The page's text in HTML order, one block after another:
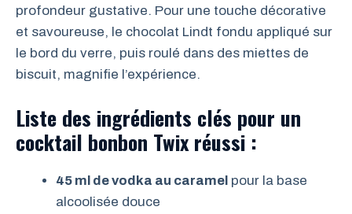
profondeur gustative. Pour une touche décorative
et savoureuse, le chocolat Lindt fondu appliqué sur
le bord du verre, puis roulé dans des miettes de
biscuit, magnifie l’expérience.
Liste des ingrédients clés pour un
cocktail bonbon Twix réussi :
45 ml de vodka au caramel pour la base
alcoolisée douce